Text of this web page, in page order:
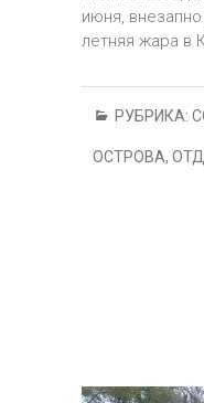
июня,
летняя жара в
РУБРИКА:
ОСТРОВА,